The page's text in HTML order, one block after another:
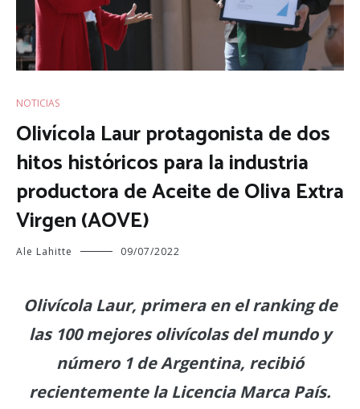
NOTICIAS
Olivícola Laur protagonista de dos
hitos históricos para la industria
productora de Aceite de Oliva Extra
Virgen (AOVE)
Ale Lahitte 09/07/2022
Olivícola Laur, primera en el ranking de
las 100 mejores olivícolas del mundo y
número 1 de Argentina, recibió
recientemente la Licencia Marca País.